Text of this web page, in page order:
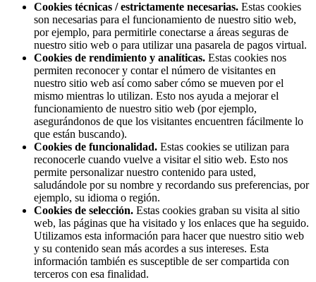
Cookies técnicas / estrictamente necesarias. Estas cookies
son necesarias para el funcionamiento de nuestro sitio web,
por ejemplo, para permitirle conectarse a áreas seguras de
nuestro sitio web o para utilizar una pasarela de pagos virtual.
Cookies de rendimiento y analíticas. Estas cookies nos
permiten reconocer y contar el número de visitantes en
nuestro sitio web así como saber cómo se mueven por el
mismo mientras lo utilizan. Esto nos ayuda a mejorar el
funcionamiento de nuestro sitio web (por ejemplo,
asegurándonos de que los visitantes encuentren fácilmente lo
que están buscando).
Cookies de funcionalidad. Estas cookies se utilizan para
reconocerle cuando vuelve a visitar el sitio web. Esto nos
permite personalizar nuestro contenido para usted,
saludándole por su nombre y recordando sus preferencias, por
ejemplo, su idioma o región.
Cookies de selección. Estas cookies graban su visita al sitio
web, las páginas que ha visitado y los enlaces que ha seguido.
Utilizamos esta información para hacer que nuestro sitio web
y su contenido sean más acordes a sus intereses. Esta
información también es susceptible de ser compartida con
terceros con esa finalidad.